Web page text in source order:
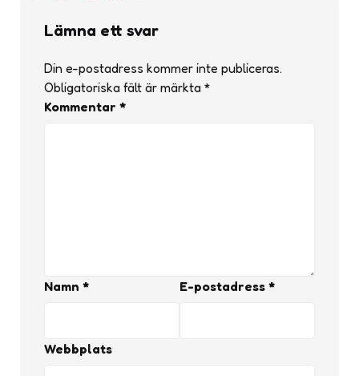
Lämna ett svar
Din e-postadress kommer inte publiceras.
Obligatoriska fält är märkta *
Kommentar *
Namn * E-postadress *
Webbplats